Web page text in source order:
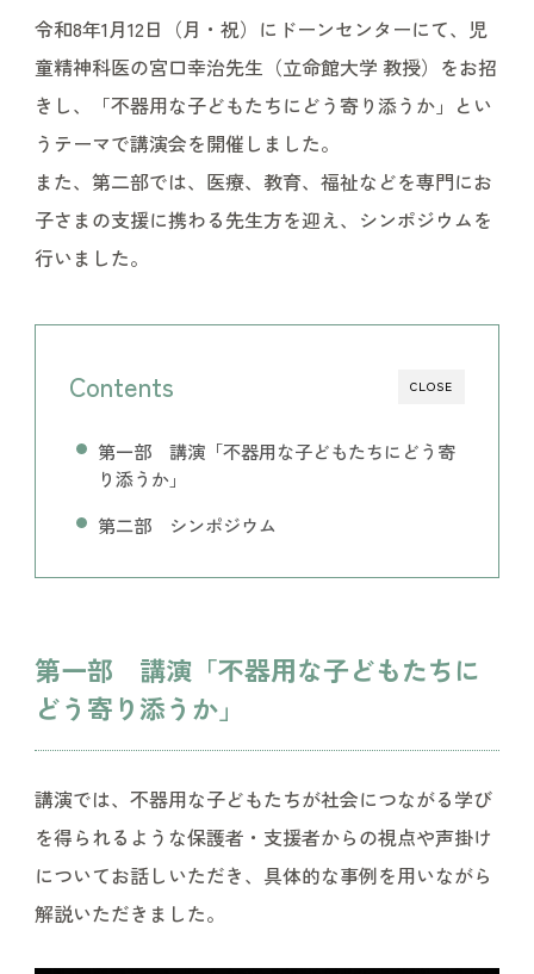
令和8年1月12日（月・祝）にドーンセンターにて、児
童精神科医の宮口幸治先生（立命館大学 教授）をお招
きし、「不器用な子どもたちにどう寄り添うか」とい
うテーマで講演会を開催しました。
また、第二部では、医療、教育、福祉などを専門にお
子さまの支援に携わる先生方を迎え、シンポジウムを
行いました。
CLOSE
Contents
第一部 講演「不器用な子どもたちにどう寄
り添うか」
第二部 シンポジウム
第一部 講演「不器用な子どもたちに
どう寄り添うか」
講演では、不器用な子どもたちが社会につながる学び
を得られるような保護者・支援者からの視点や声掛け
についてお話しいただき、具体的な事例を用いながら
解説いただきました。